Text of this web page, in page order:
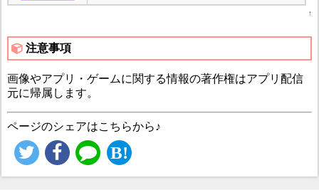
↑
注意事項
画像やアプリ・ゲームに関する情報の著作権はアプリ配信
元に帰属します。
ページのシェアはこちらから♪